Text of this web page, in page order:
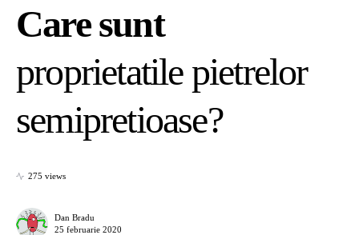
Care sunt
proprietatile pietrelor
semipretioase?
275 views
Dan Bradu
25 februarie 2020